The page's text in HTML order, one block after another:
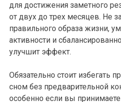
для достижения заметного
от двух до трех месяцев. Не
правильного образа жизни,
активности и
улучшит эффект.
Обязательно стоит избегать
сном без предварительной
особенно если вы